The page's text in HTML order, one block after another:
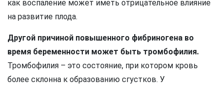
как воспаление может иметь отрицательное влияние
на развитие плода.
Другой причиной повышенного фибриногена во
время беременности может быть тромбофилия.
Тромбофилия – это состояние, при котором кровь
более склонна к образованию сгустков. У